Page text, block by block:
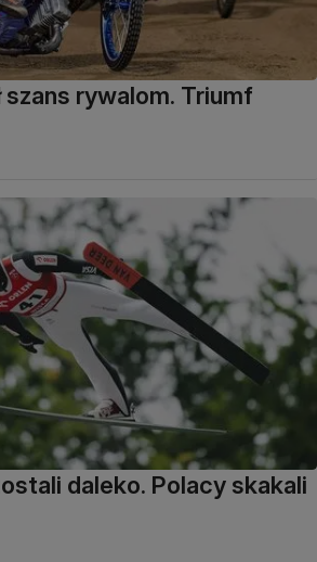
szans rywalom. Triumf
daleko. Polacy skakali